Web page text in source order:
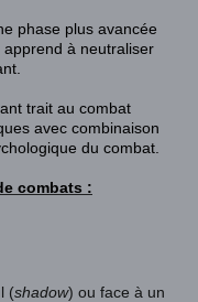
phase plus avancée
apprend à neutraliser
trait au combat
avec combinaison
du combat
combats :
(shadow) ou face à un